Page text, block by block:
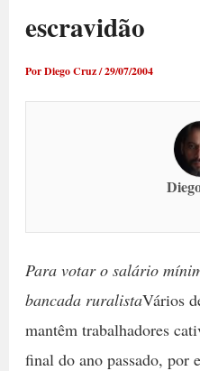
escravidão
PorDiego Cruz/29/07/2004
Para votar o salário
bancada ruralistaVários
mantêm trabalhadores
final do ano passado, por